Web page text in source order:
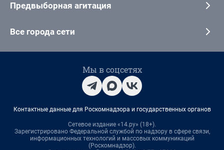
Предвыборная агитация
Все города сети
Мы в соцсетях
Контактные данные для Роскомнадзора и государственных органов
Сетевое издание «14.ру» (18+).
Зарегистрировано Федеральной службой по надзору в сфере связи,
информационных технологий и массовых коммуникаций
(Роскомнадзор).